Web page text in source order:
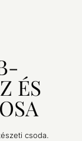
ÉS
csoda.